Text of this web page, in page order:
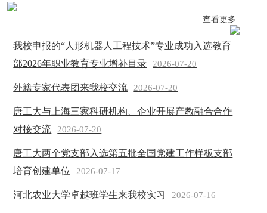
查看更多
我校申报的“人形机器人工程技术”专业成功入选教育
部2026年职业教育专业增补目录
2026-07-20
外籍专家代表团来我校交流 2026-07-20
唐工大与上海三家科研机构、企业开展产教融合合作
对接交流
2026-07-20
唐工大两个党支部入选第五批全国党建工作样板支部
培育创建单位
2026-07-17
河北农业大学卓越班学生来我校实习 2026-07-16